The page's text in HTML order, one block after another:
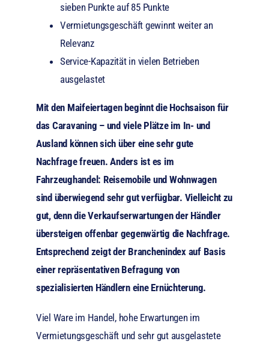
sieben Punkte auf 85 Punkte
Vermietungsgeschäft gewinnt weiter an
Relevanz
Service-Kapazität in vielen Betrieben
ausgelastet
Mit den Maifeiertagen beginnt die Hochsaison für
das Caravaning – und viele Plätze im In- und
Ausland können sich über eine sehr gute
Nachfrage freuen. Anders ist es im
Fahrzeughandel: Reisemobile und Wohnwagen
sind überwiegend sehr gut verfügbar. Vielleicht zu
gut, denn die Verkaufserwartungen der Händler
übersteigen offenbar gegenwärtig die Nachfrage.
Entsprechend zeigt der Branchenindex auf Basis
einer repräsentativen Befragung von
spezialisierten Händlern eine Ernüchterung.
Viel Ware im Handel, hohe Erwartungen im
Vermietungsgeschäft und sehr gut ausgelastete